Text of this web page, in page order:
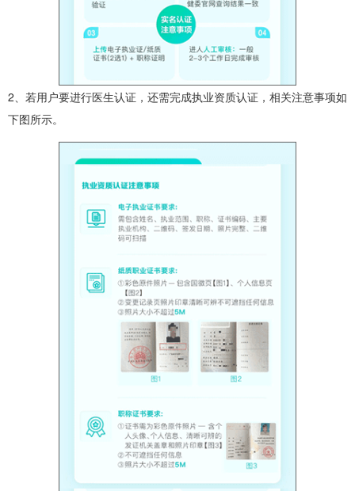
2、若用户要进行医生认证，还需完成执业资质认证，相关注意事项如
下图所示。